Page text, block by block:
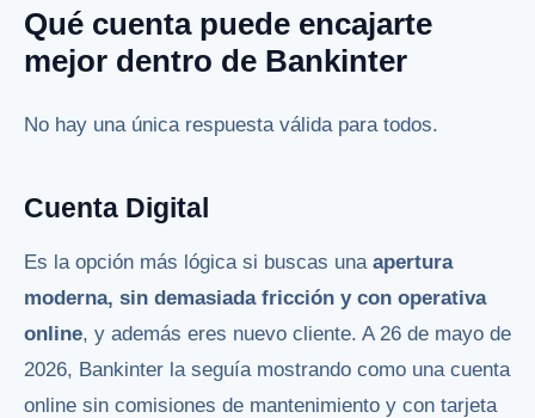
Qué cuenta puede encajarte
mejor dentro de Bankinter
No hay una única respuesta válida para todos.
Cuenta Digital
Es la opción más lógica si buscas una apertura
moderna, sin demasiada fricción y con operativa
online, y además eres nuevo cliente. A 26 de mayo de
2026, Bankinter la seguía mostrando como una cuenta
online sin comisiones de mantenimiento y con tarjeta